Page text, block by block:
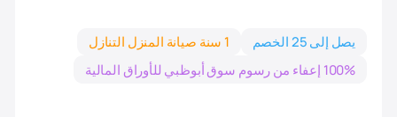
يصل إلى 25 الخصم
1 سنة صيانة المنزل التنازل
100% إعفاء من رسوم سوق أبوظبي للأوراق المالية